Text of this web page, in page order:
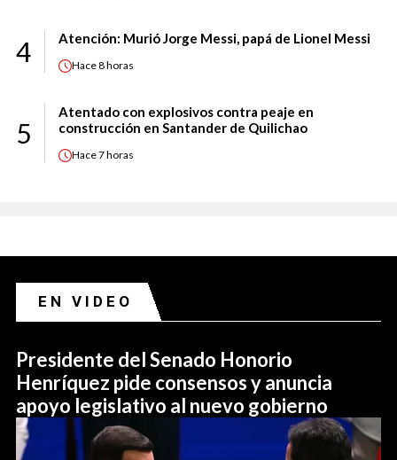
4 Atención: Murió Jorge Messi, papá de Lionel Messi
Hace8 horas
5
Atentado con explosivos contra peaje en
construcción en Santander de Quilichao
Hace7 horas
EN VIDEO
Presidente del Senado Honorio
Henríquez pide consensos y anuncia
apoyo legislativo al nuevo gobierno